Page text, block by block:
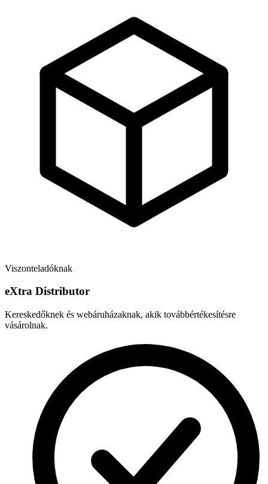
Viszonteladóknak
eXtra Distributor
Kereskedőknek és webáruházaknak, akik továbbértékesítésre
vásárolnak.